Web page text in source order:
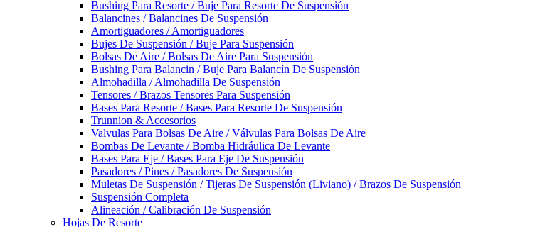
Bushing Para Resorte / Buje Para Resorte De Suspensión
Balancines / Balancines De Suspensión
Amortiguadores / Amortiguadores
Bujes De Suspensión / Buje Para Suspensión
Bolsas De Aire / Bolsas De Aire Para Suspensión
Bushing Para Balancin / Buje Para Balancín De Suspensión
Almohadilla / Almohadilla De Suspensión
Tensores / Brazos Tensores Para Suspensión
Bases Para Resorte / Bases Para Resorte De Suspensión
Trunnion & Accesorios
Valvulas Para Bolsas De Aire / Válvulas Para Bolsas De Aire
Bombas De Levante / Bomba Hidráulica De Levante
Bases Para Eje / Bases Para Eje De Suspensión
Pasadores / Pines / Pasadores De Suspensión
Muletas De Suspensión / Tijeras De Suspensión (Liviano) / Brazos De Suspensión
Suspensión Completa
Alineación / Calibración De Suspensión
Hojas De Resorte